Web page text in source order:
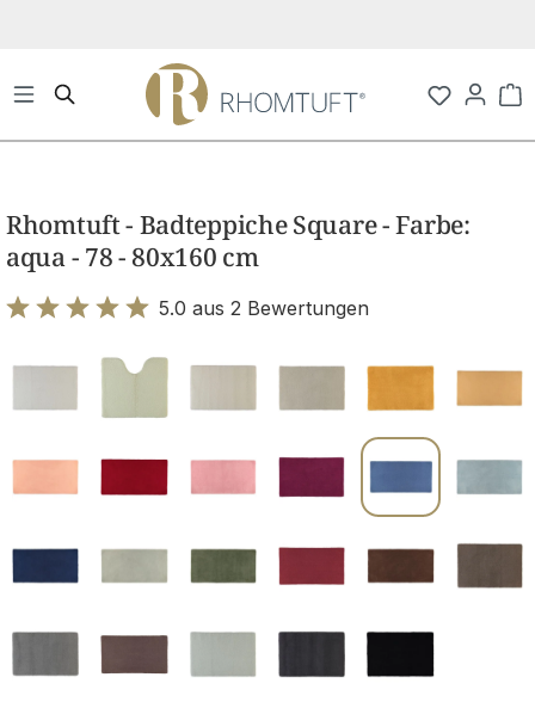
Rhomtuft - Badteppiche Square - Farbe:
aqua - 78 - 80x160 cm
5.0 aus 2 Bewertungen